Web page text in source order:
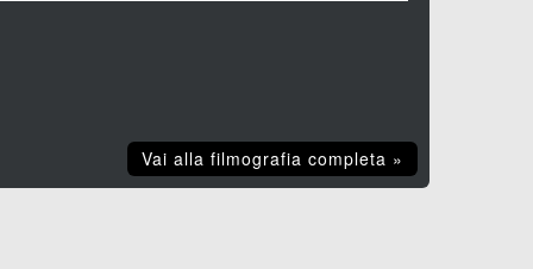
Vai alla filmografia completa »